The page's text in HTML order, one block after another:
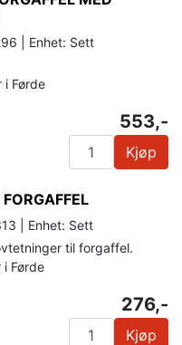
| Enhet: Sett
i Førde
553,-
Kjøp
| Enhet: Sett
til forgaffel.
i Førde
276,-
Kjøp